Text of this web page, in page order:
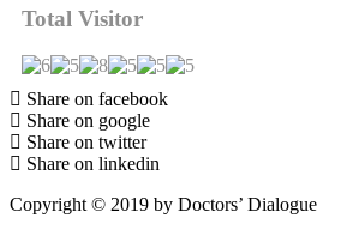
Total Visitor
Share on facebook
Share on google
Share on twitter
Share on linkedin
Copyright © 2019 by Doctors’ Dialogue